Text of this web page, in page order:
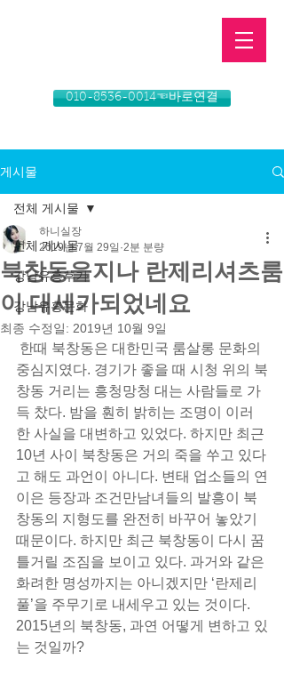
010-8536-0014☜바로연결
게시물
전체 게시물
강남유흥후기
강남유흥문화
전체 게시물
북창동을지나 란제리셔츠룸
이 대세가되었네요
하니실장
2019년 7월 29일 2분 분량
최종 수정일: 2019년 10월 9일
중심지였다. 경기가 좋을 때 시청 위의 북
창동 거리는 흥청망청 대는 사람들로 가
득 찼다. 밤을 훤히 밝히는 조명이 이러
한 사실을 대변하고 있었다. 하지만 최근
10년 사이 북창동은 거의 죽을 쑤고 있다
고 해도 과언이 아니다. 변태 업소들의 연
이은 등장과 조건만남녀들의 발흥이 북
창동의 지형도를 완전히 바꾸어 놓았기
때문이다. 하지만 최근 북창동이 다시 꿈
틀거릴 조짐을 보이고 있다. 과거와 같은
화려한 명성까지는 아니겠지만 ‘란제리
풀’을 주무기로 내세우고 있는 것이다.
2015년의 북창동, 과연 어떻게 변하고 있
는 것일까?